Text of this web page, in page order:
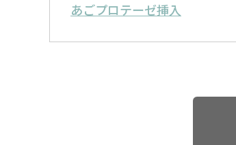
あごプロテーゼ挿入